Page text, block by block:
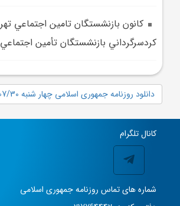
کانون بازنشستگان تامين اجتماعي
کردسرگرداني بازنشستگان تأمين
دانلود روزنامه جمهوری اسلامی چهار شنبه 1404/07/30 شماره 13212
کانال تلگرام
شماره های تماس روزنامه جمهوری اسلامی